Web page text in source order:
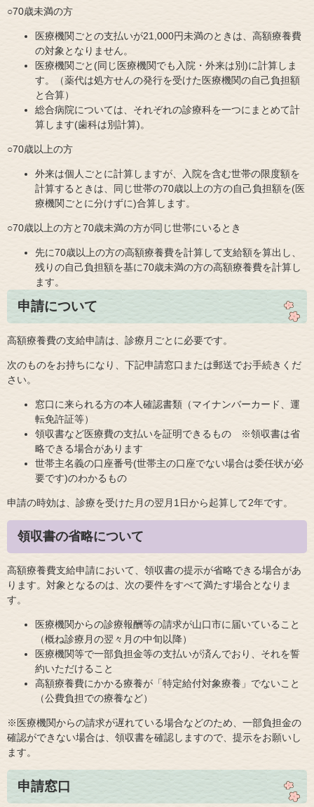
○70歳未満の方
医療機関ごとの支払いが21,000円未満のときは、高額療養費
の対象となりません。
医療機関ごと(同じ医療機関でも入院・外来は別)に計算しま
す。（薬代は処方せんの発行を受けた医療機関の自己負担額
と合算）
総合病院については、それぞれの診療科を一つにまとめて計
算します(歯科は別計算)。
○70歳以上の方
外来は個人ごとに計算しますが、入院を含む世帯の限度額を
計算するときは、同じ世帯の70歳以上の方の自己負担額を(医
療機関ごとに分けずに)合算します。
○70歳以上の方と70歳未満の方が同じ世帯にいるとき
先に70歳以上の方の高額療養費を計算して支給額を算出し、
残りの自己負担額を基に70歳未満の方の高額療養費を計算し
ます。
申請について
高額療養費の支給申請は、診療月ごとに必要です。
次のものをお持ちになり、下記申請窓口または郵送でお手続きくだ
さい。
窓口に来られる方の本人確認書類（マイナンバーカード、運
転免許証等）
領収書など医療費の支払いを証明できるもの ※領収書は省
略できる場合があります
世帯主名義の口座番号(世帯主の口座でない場合は委任状が必
要です)のわかるもの
申請の時効は、診療を受けた月の翌月1日から起算して2年です。
領収書の省略について
高額療養費支給申請において、領収書の提示が省略できる場合があ
ります。対象となるのは、次の要件をすべて満たす場合となりま
す。
医療機関からの診療報酬等の請求が山口市に届いていること
（概ね診療月の翌々月の中旬以降）
医療機関等で一部負担金等の支払いが済んでおり、それを誓
約いただけること
高額療養費にかかる療養が「特定給付対象療養」でないこと
（公費負担での療養など）
※医療機関からの請求が遅れている場合などのため、一部負担金の
確認ができない場合は、領収書を確認しますので、提示をお願いし
ます。
申請窓口